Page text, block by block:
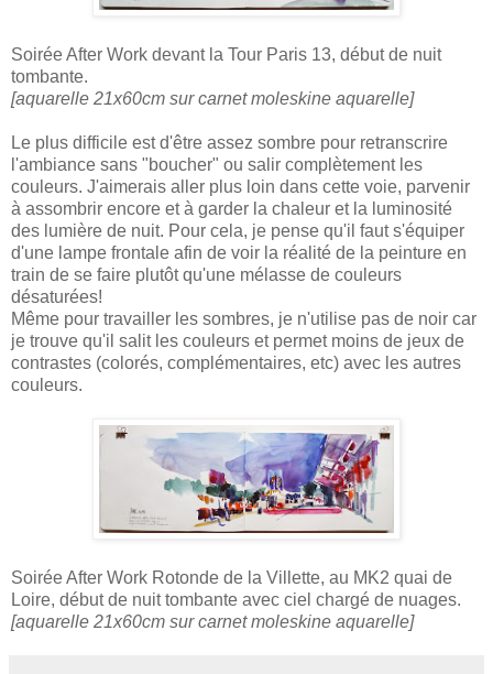
Soirée After Work devant la Tour Paris 13, début de nuit
tombante.
[aquarelle 21x60cm sur carnet moleskine aquarelle]
Le plus difficile est d'être assez sombre pour retranscrire
l'ambiance sans "boucher" ou salir complètement les
couleurs. J'aimerais aller plus loin dans cette voie, parvenir
à assombrir encore et à garder la chaleur et la luminosité
des lumière de nuit. Pour cela, je pense qu'il faut s'équiper
d'une lampe frontale afin de voir la réalité de la peinture en
train de se faire plutôt qu'une mélasse de couleurs
désaturées!
Même pour travailler les sombres, je n'utilise pas de noir car
je trouve qu'il salit les couleurs et permet moins de jeux de
contrastes (colorés, complémentaires, etc) avec les autres
couleurs.
Soirée After Work Rotonde de la Villette, au MK2 quai de
Loire, début de nuit tombante avec ciel chargé de nuages.
[aquarelle 21x60cm sur carnet moleskine aquarelle]